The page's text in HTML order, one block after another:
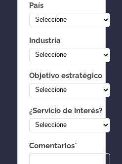
País
Industria
Objetivo estratégico
¿Servicio de Interés?
Comentarios*